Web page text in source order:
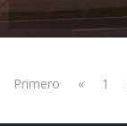
Primero « 1